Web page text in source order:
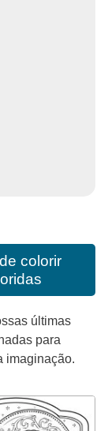
colorir
últimas
para
imaginação.